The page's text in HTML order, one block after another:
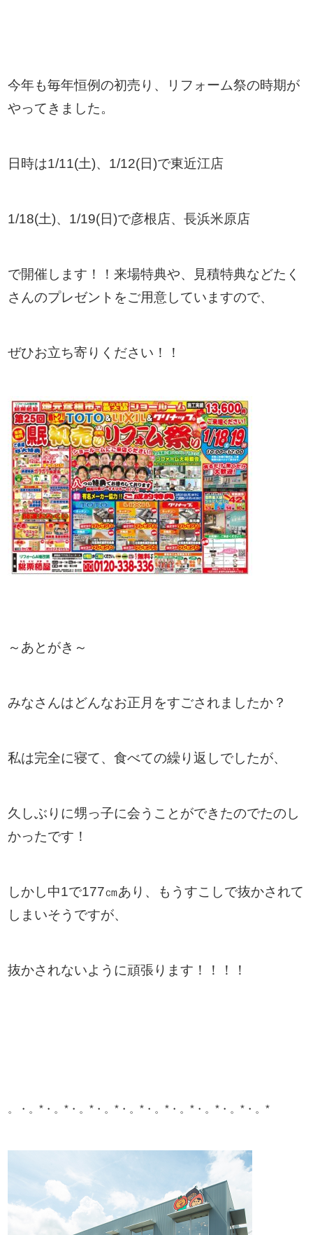
今年も毎年恒例の初売り、リフォーム祭の時期が
やってきました。
日時は1/11(土)、1/12(日)で東近江店
1/18(土)、1/19(日)で彦根店、長浜米原店
で開催します！！来場特典や、見積特典などたく
さんのプレゼントをご用意していますので、
ぜひお立ち寄りください！！
～あとがき～
みなさんはどんなお正月をすごされましたか？
私は完全に寝て、食べての繰り返しでしたが、
久しぶりに甥っ子に会うことができたのでたのし
かったです！
しかし中1で177㎝あり、もうすこしで抜かされて
しまいそうですが、
抜かされないように頑張ります！！！！
。・。*・。*・。*・。*・。*・。*・。*・。*・。*・。*